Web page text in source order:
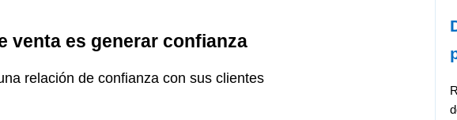
venta es generar confianza
relación de confianza con sus clientes